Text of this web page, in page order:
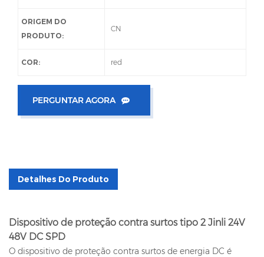
ORIGEM DO
PRODUTO:
CN
COR: red
PERGUNTAR AGORA
Detalhes Do Produto
Dispositivo de proteção contra surtos tipo 2 Jinli 24V
48V DC SPD
O dispositivo de proteção contra surtos de energia DC é